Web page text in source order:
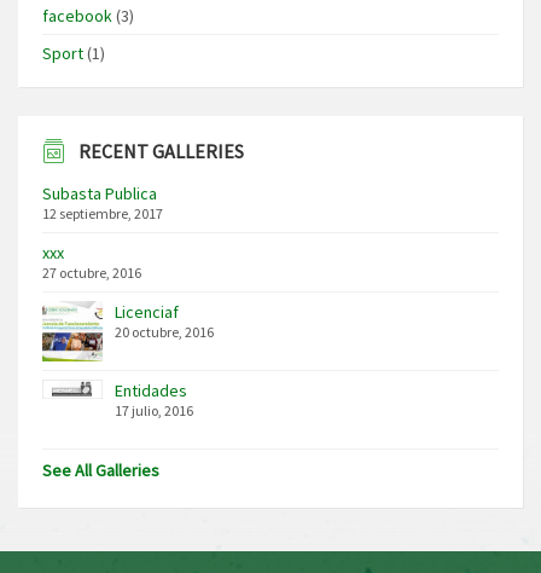
facebook(3)
Sport(1)
RECENT GALLERIES
Subasta Publica
12 septiembre, 2017
xxx
27 octubre, 2016
Licenciaf
20 octubre, 2016
Entidades
17 julio, 2016
See All Galleries